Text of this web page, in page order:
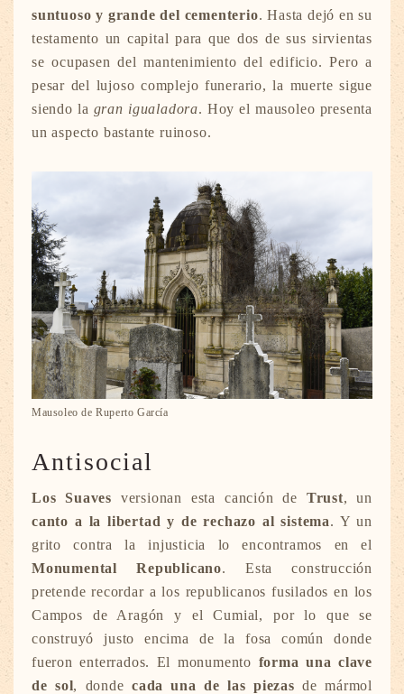
suntuoso y grande del cementerio. Hasta dejó en su
testamento un capital para que dos de sus sirvientas
se ocupasen del mantenimiento del edificio. Pero a
pesar del lujoso complejo funerario, la muerte sigue
siendo la gran igualadora. Hoy el mausoleo presenta
un aspecto bastante ruinoso.
Mausoleo de Ruperto García
Antisocial
Los Suaves versionan esta canción de Trust, un
canto a la libertad y de rechazo al sistema. Y un
grito contra la injusticia lo encontramos en el
Monumental Republicano. Esta construcción
pretende recordar a los republicanos fusilados en los
Campos de Aragón y el Cumial, por lo que se
construyó justo encima de la fosa común donde
fueron enterrados. El monumento forma una clave
de sol, donde cada una de las piezas de mármol